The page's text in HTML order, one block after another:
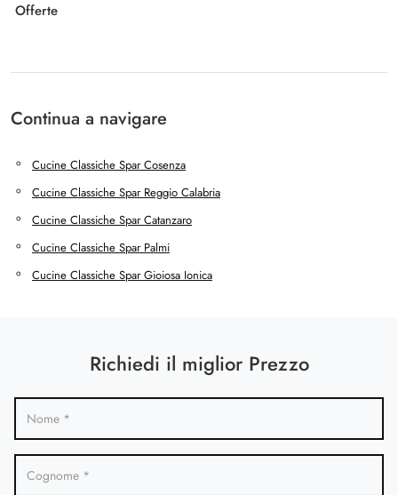
Offerte
Continua a navigare
Cucine Classiche Spar Cosenza
Cucine Classiche Spar Reggio Calabria
Cucine Classiche Spar Catanzaro
Cucine Classiche Spar Palmi
Cucine Classiche Spar Gioiosa Ionica
Richiedi il miglior Prezzo